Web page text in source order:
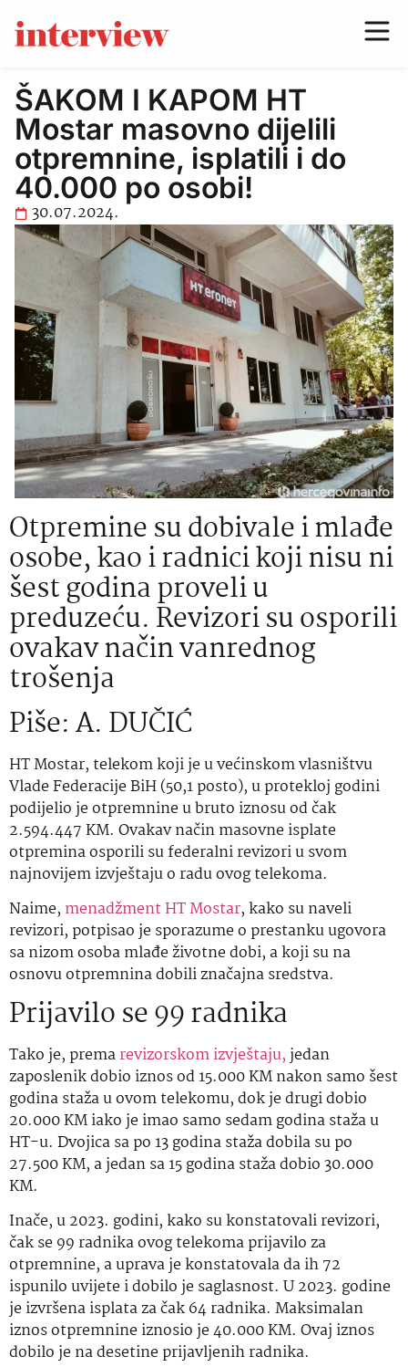
ŠAKOM I KAPOM HT
Mostar masovno dijelili
otpremnine, isplatili i do
40.000 po osobi!
30.07.2024.
Otpremine su dobivale i mlađe
osobe, kao i radnici koji nisu ni
šest godina proveli u
preduzeću. Revizori su osporili
ovakav način vanrednog
trošenja
Piše: A. DUČIĆ
HT Mostar, telekom koji je u većinskom vlasništvu
Vlade Federacije BiH (50,1 posto), u protekloj godini
podijelio je otpremnine u bruto iznosu od čak
2.594.447 KM. Ovakav način masovne isplate
otpremina osporili su federalni revizori u svom
najnovijem izvještaju o radu ovog telekoma.
Naime, menadžment HT Mostar, kako su naveli
revizori, potpisao je sporazume o prestanku ugovora
sa nizom osoba mlađe životne dobi, a koji su na
osnovu otpremnina dobili značajna sredstva.
Prijavilo se 99 radnika
Tako je, premarevizorskom izvještaju, jedan
zaposlenik dobio iznos od 15.000 KM nakon samo šest
godina staža u ovom telekomu, dok je drugi dobio
20.000 KM iako je imao samo sedam godina staža u
HT-u. Dvojica sa po 13 godina staža dobila su po
27.500 KM, a jedan sa 15 godina staža dobio 30.000
KM.
Inače, u 2023. godini, kako su konstatovali revizori,
čak se 99 radnika ovog telekoma prijavilo za
otpremnine, a uprava je konstatovala da ih 72
ispunilo uvijete i dobilo je saglasnost. U 2023. godine
je izvršena isplata za čak 64 radnika. Maksimalan
iznos otpremnine iznosio je 40.000 KM. Ovaj iznos
dobilo je na desetine prijavljenih radnika.